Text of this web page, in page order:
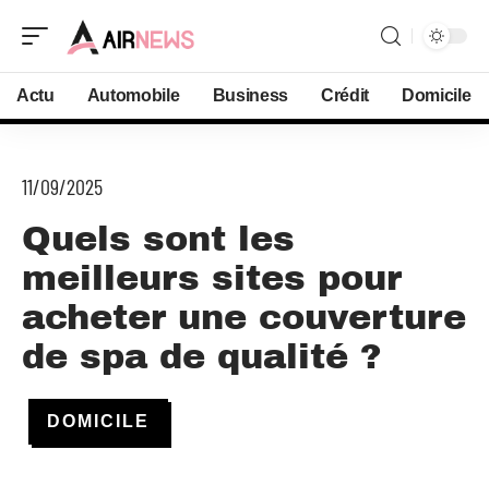
Actu Automobile Business Crédit Domicile
11/09/2025
Quels sont les
meilleurs sites pour
acheter une couverture
de spa de qualité ?
DOMICILE